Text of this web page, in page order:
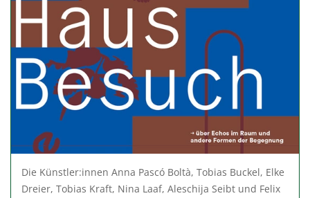
Die Künstler:innen Anna Pascó Boltà, Tobias Buckel, Elke
Dreier, Tobias Kraft, Nina Laaf, Aleschija Seibt und Felix